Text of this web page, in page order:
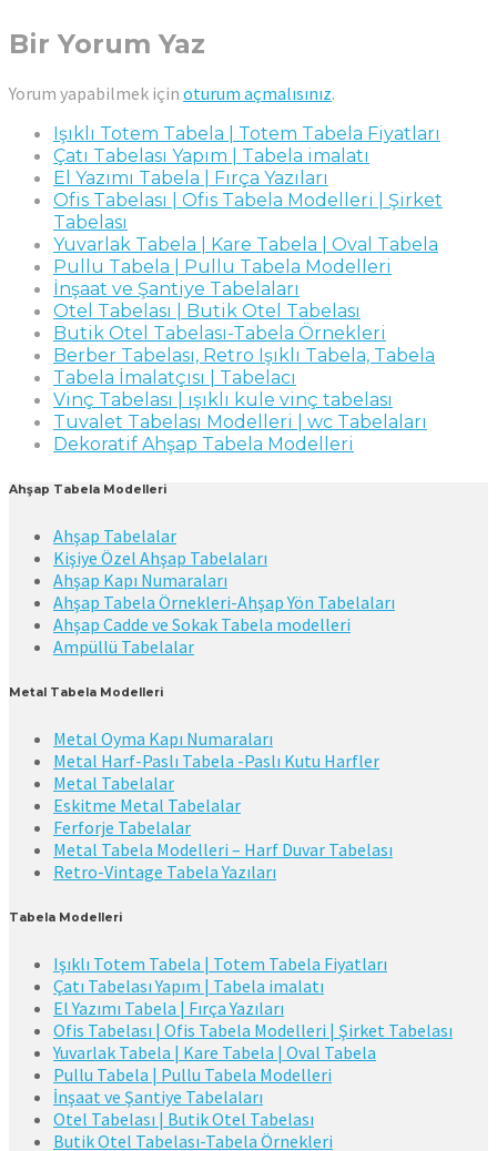
Bir Yorum Yaz
Yorum yapabilmek için oturum açmalısınız.
Işıklı Totem Tabela | Totem Tabela Fiyatları
Çatı Tabelası Yapım | Tabela imalatı
El Yazımı Tabela | Fırça Yazıları
Ofis Tabelası | Ofis Tabela Modelleri | Şirket
Tabelası
Yuvarlak Tabela | Kare Tabela | Oval Tabela
Pullu Tabela | Pullu Tabela Modelleri
İnşaat ve Şantiye Tabelaları
Otel Tabelası | Butik Otel Tabelası
Butik Otel Tabelası-Tabela Örnekleri
Berber Tabelası, Retro Işıklı Tabela, Tabela
Tabela İmalatçısı | Tabelacı
Vinç Tabelası | ışıklı kule vinç tabelası
Tuvalet Tabelası Modelleri | wc Tabelaları
Dekoratif Ahşap Tabela Modelleri
Ahşap Tabela Modelleri
Ahşap Tabelalar
Kişiye Özel Ahşap Tabelaları
Ahşap Kapı Numaraları
Ahşap Tabela Örnekleri-Ahşap Yön Tabelaları
Ahşap Cadde ve Sokak Tabela modelleri
Ampüllü Tabelalar
Metal Tabela Modelleri
Metal Oyma Kapı Numaraları
Metal Harf-Paslı Tabela -Paslı Kutu Harfler
Metal Tabelalar
Eskitme Metal Tabelalar
Ferforje Tabelalar
Metal Tabela Modelleri – Harf Duvar Tabelası
Retro-Vintage Tabela Yazıları
Tabela Modelleri
Işıklı Totem Tabela | Totem Tabela Fiyatları
Çatı Tabelası Yapım | Tabela imalatı
El Yazımı Tabela | Fırça Yazıları
Ofis Tabelası | Ofis Tabela Modelleri | Şirket Tabelası
Yuvarlak Tabela | Kare Tabela | Oval Tabela
Pullu Tabela | Pullu Tabela Modelleri
İnşaat ve Şantiye Tabelaları
Otel Tabelası | Butik Otel Tabelası
Butik Otel Tabelası-Tabela Örnekleri